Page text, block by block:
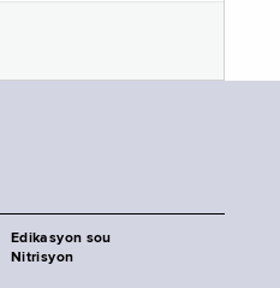
Edikasyon sou
Nitrisyon